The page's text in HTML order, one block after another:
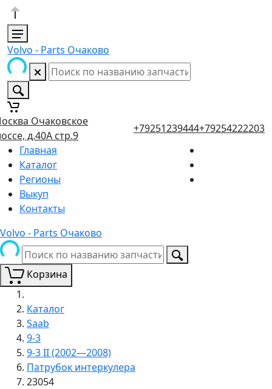
Volvo - Parts Очаково
Очаковское
д.40А стр.9
+79251239444+79254222203
Главная
Каталог
Регионы
Выкуп
Контакты
Volvo - Parts Очаково
Корзина
Каталог
Saab
9-3
9-3 II (2002—2008)
Патрубок интеркулера
23054